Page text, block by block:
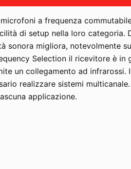
a frequenza
di setup nella loro categoria.
sonora migliora, notevolmente
Selection il ricevitore è
un collegamento ad
realizzare sistemi
applicazione.